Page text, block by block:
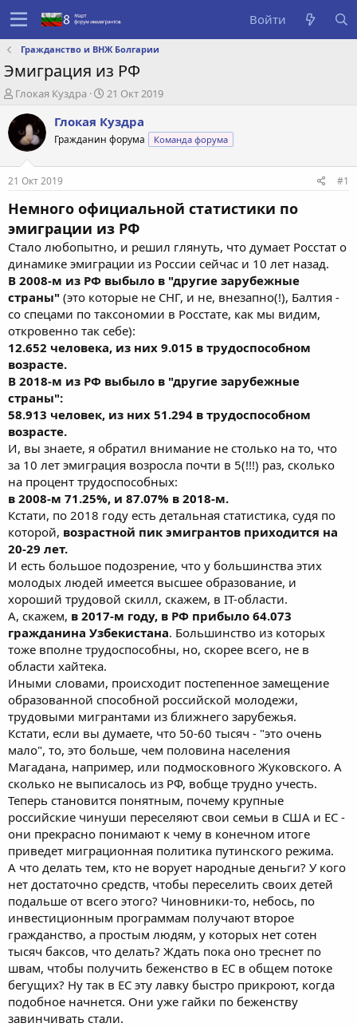
Войти
Гражданство и ВНЖ Болгарии
Эмиграция из РФ
А
т
о
р
т
е
ы
Глокая Куздра
Д
т
а
о
а
и
я
21 Окт 2019
Глокая Куздра
Гражданин форума Команда форума
21 Окт 2019 #1
Немного официальной статистики по
эмиграции из РФ
Стало любопытно, и решил глянуть, что думает Росстат о
динамике эмиграции из России сейчас и 10 лет назад.
В 2008-м из РФ выбыло в "другие зарубежные
страны" (это которые не СНГ, и не, внезапно(!), Балтия -
со спецами по таксономии в Росстате, как мы видим,
откровенно так себе):
12.652 человека, из них 9.015 в трудоспособном
возрасте.
В 2018-м из РФ выбыло в "другие зарубежные
страны":
58.913 человек, из них 51.294 в трудоспособном
возрасте.
И, вы знаете, я обратил внимание не столько на то, что
за 10 лет эмиграция возросла почти в 5(!!!) раз, сколько
на процент трудоспособных:
в 2008-м 71.25%, и 87.07% в 2018-м.
Кстати, по 2018 году есть детальная статистика, судя по
которой, возрастной пик эмигрантов приходится на
20-29 лет.
И есть большое подозрение, что у большинства этих
молодых людей имеется высшее образование, и
хороший трудовой скилл, скажем, в IT-области.
А, скажем, в 2017-м году, в РФ прибыло 64.073
гражданина Узбекистана. Большинство из которых
тоже вполне трудоспособны, но, скорее всего, не в
области хайтека.
Иными словами, происходит постепенное замещение
образованной способной российской молодежи,
трудовыми мигрантами из ближнего зарубежья.
Кстати, если вы думаете, что 50-60 тысяч - "это очень
мало", то, это больше, чем половина населения
Магадана, например, или подмосковного Жуковского. А
сколько не выписалось из РФ, вобще трудно учесть.
Теперь становится понятным, почему крупные
российские чинуши переселяют свои семьи в США и ЕС -
они прекрасно понимают к чему в конечном итоге
приведет миграционная политика путинского режима.
А что делать тем, кто не ворует народные деньги? У кого
нет достаточно средств, чтобы переселить своих детей
подальше от всего этого? Чиновники-то, небось, по
инвестиционным программам получают второе
гражданство, а простым людям, у которых нет сотен
тысяч баксов, что делать? Ждать пока оно треснет по
швам, чтобы получить беженство в ЕС в общем потоке
бегущих? Ну так в ЕС эту лавку быстро прикроют, когда
подобное начнется. Они уже гайки по беженству
завинчивать стали.